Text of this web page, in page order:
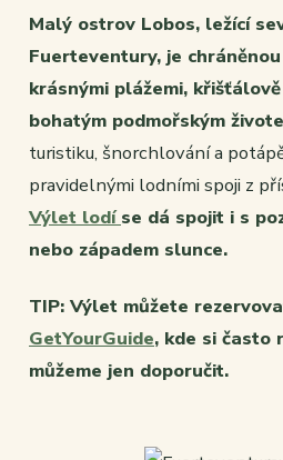
Malý ostrov Lobos, ležící
Fuerteventury, je
krásnými plážemi,
bohatým podmořským
turistiku, šnorchlování a
pravidelnými lodními spoji z
Výlet lodíse dá spojit i s
nebo západem slunce.
TIP: Výlet můžete
GetYourGuide, kde si často
můžeme jen doporučit.